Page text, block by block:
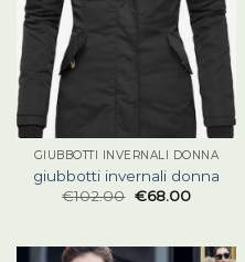
GIUBBOTTI INVERNALI DONNA
giubbotti invernali donna
€102.00 €68.00